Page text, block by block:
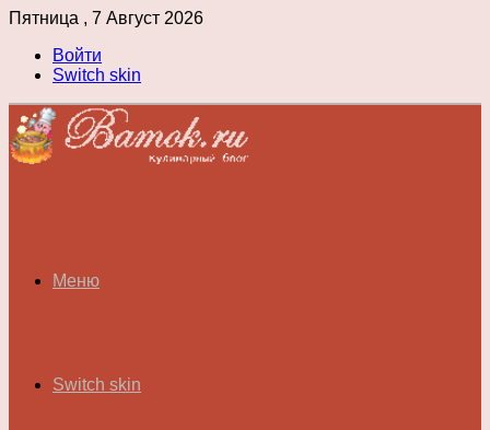
Пятница , 7 Август 2026
Войти
Switch skin
Меню
Switch skin